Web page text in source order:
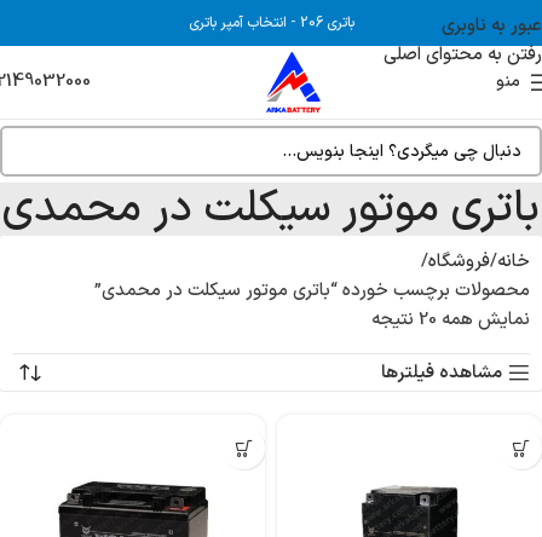
عبور به ناوبری
رفتن به محتوای اصلی
باتری 206 - انتخاب آمپر باتری
منو
باتری موتور سیکلت در محمدی
خانه فروشگاه
محصولات برچسب خورده “باتری موتور سیکلت در محمدی”
نمایش همه 20 نتیجه
مشاهده فیلترها